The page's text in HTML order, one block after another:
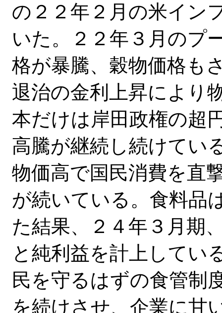
の２２年２月の米イン
いた。２２年３月のプ
格が暴騰、穀物価格も
退治の金利上昇により
本だけは岸田政権の超
高騰が継続し続けてい
物価高で国民消費を直
が続いている。食料品
た結果、２４年３月期
と純利益を計上してい
民を守るはずの食管制
を続けさせ、企業に甘